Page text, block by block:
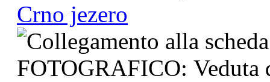
Crno jezero